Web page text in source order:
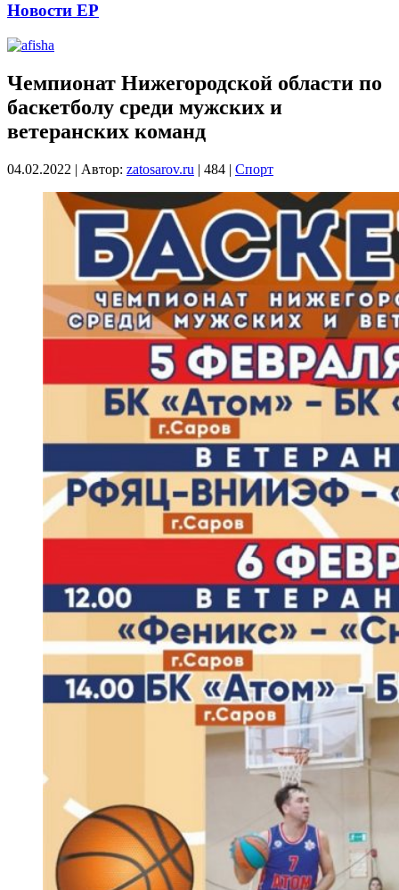
Новости ЕР
Чемпионат Нижегородской области по
баскетболу среди мужских и
ветеранских команд
04.02.2022 | Автор: zatosarov.ru | 484 | Спорт